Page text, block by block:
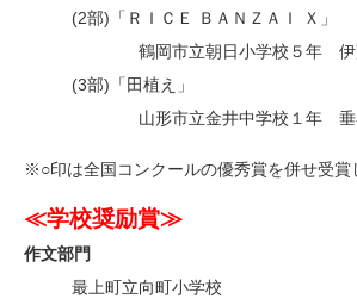
(2部)「ＲＩＣＥ ＢＡＮＺＡＩ Ｘ」
鶴岡市立朝日小学校５年 伊
(3部)「田植え」
山形市立金井中学校１年
※○印は全国コンクールの優秀賞を併せ受賞
≪学校奨励賞≫
作文部門
最上町立向町小学校